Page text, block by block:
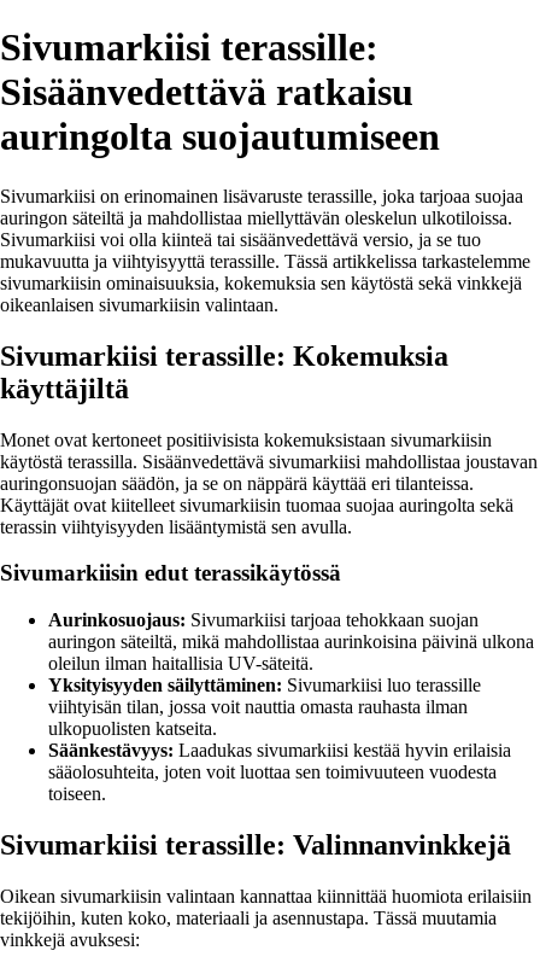
Sivumarkiisi terassille:
Sisäänvedettävä ratkaisu
auringolta suojautumiseen
Sivumarkiisi on erinomainen lisävaruste terassille, joka tarjoaa suojaa
auringon säteiltä ja mahdollistaa miellyttävän oleskelun ulkotiloissa.
Sivumarkiisi voi olla kiinteä tai sisäänvedettävä versio, ja se tuo
mukavuutta ja viihtyisyyttä terassille. Tässä artikkelissa tarkastelemme
sivumarkiisin ominaisuuksia, kokemuksia sen käytöstä sekä vinkkejä
oikeanlaisen sivumarkiisin valintaan.
Sivumarkiisi terassille: Kokemuksia
käyttäjiltä
Monet ovat kertoneet positiivisista kokemuksistaan sivumarkiisin
käytöstä terassilla. Sisäänvedettävä sivumarkiisi mahdollistaa joustavan
auringonsuojan säädön, ja se on näppärä käyttää eri tilanteissa.
Käyttäjät ovat kiitelleet sivumarkiisin tuomaa suojaa auringolta sekä
terassin viihtyisyyden lisääntymistä sen avulla.
Sivumarkiisin edut terassikäytössä
Aurinkosuojaus: Sivumarkiisi tarjoaa tehokkaan suojan
auringon säteiltä, mikä mahdollistaa aurinkoisina päivinä ulkona
oleilun ilman haitallisia UV-säteitä.
Yksityisyyden säilyttäminen: Sivumarkiisi luo terassille
viihtyisän tilan, jossa voit nauttia omasta rauhasta ilman
ulkopuolisten katseita.
Säänkestävyys: Laadukas sivumarkiisi kestää hyvin erilaisia
sääolosuhteita, joten voit luottaa sen toimivuuteen vuodesta
toiseen.
Sivumarkiisi terassille: Valinnanvinkkejä
Oikean sivumarkiisin valintaan kannattaa kiinnittää huomiota erilaisiin
tekijöihin, kuten koko, materiaali ja asennustapa. Tässä muutamia
vinkkejä avuksesi: